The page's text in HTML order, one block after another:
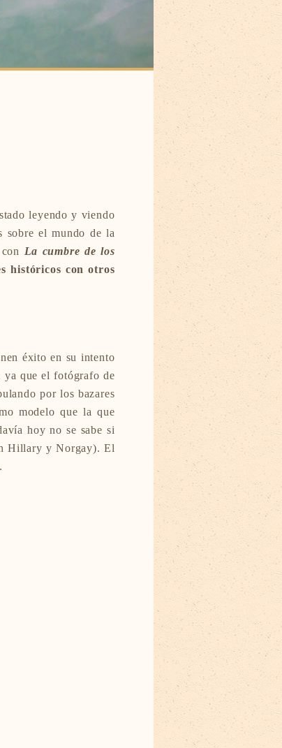
leyendo y viendo
sobre el mundo de la
La cumbre de los
históricos con otros
éxito en su intento
ya que el fotógrafo de
por los bazares
modelo que la que
hoy no se sabe si
Hillary y Norgay). El
.